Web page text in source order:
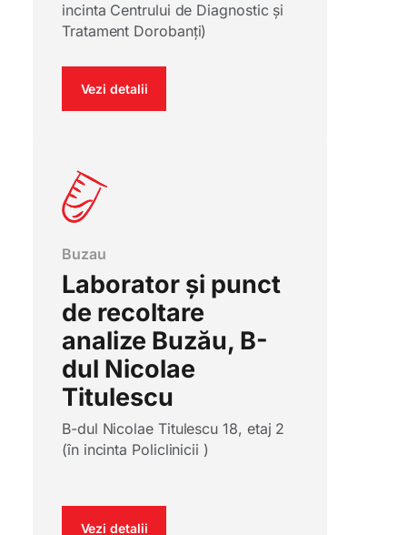
incinta Centrului de Diagnostic și
Tratament Dorobanți)
Vezi detalii
Buzau
Laborator și punct
de recoltare
analize Buzău, B-
dul Nicolae
Titulescu
B-dul Nicolae Titulescu 18, etaj 2
(în incinta Policlinicii )
Vezi detalii